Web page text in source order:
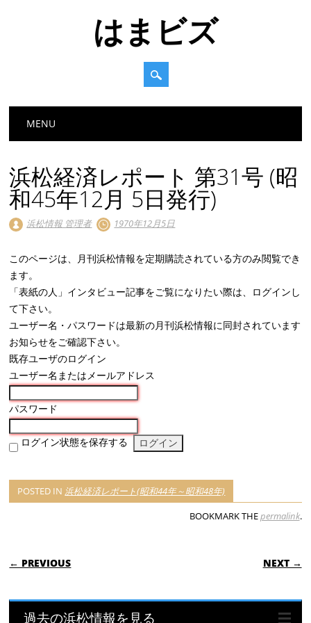
はまビズ
Main menu
MENU
浜松経済レポート 第31号 (昭
和45年12月 5日発行)
浜松情報 管理者 1970年12月5日
このページは、月刊浜松情報を定期購読されている方のみ閲覧でき
ます。
「表紙の人」インタビュー記事をご覧になりたい際は、ログインし
て下さい。
ユーザー名・パスワードは最新の月刊浜松情報に同封されています
お知らせをご確認下さい。
既存ユーザのログイン
ユーザー名またはメールアドレス
パスワード
ログイン状態を保存する
POSTED IN 浜松経済レポート(昭和44年～昭和48年)
BOOKMARK THEpermalink.
POST NAVIGATION
← PREVIOUS NEXT →
過去の浜松情報を見る